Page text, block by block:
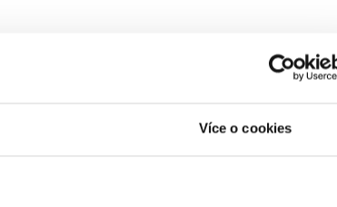
Více o cookies